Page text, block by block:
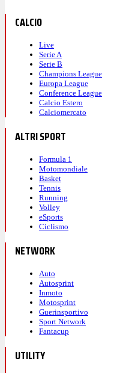
CALCIO
Live
Serie A
Serie B
Champions League
Europa League
Conference League
Calcio Estero
Calciomercato
ALTRI SPORT
Formula 1
Motomondiale
Basket
Tennis
Running
Volley
eSports
Ciclismo
NETWORK
Auto
Autosprint
Inmoto
Motosprint
Guerinsportivo
Sport Network
Fantacup
UTILITY